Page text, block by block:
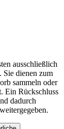
ausschließlich
Sie dienen zum
sammeln oder
Ein Rückschluss
dadurch